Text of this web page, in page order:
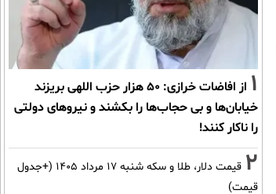
1
از افاضات خرازی: ۵۰ هزار حزب اللهی بریزند
خیابان‌ها و بی حجاب‌ها را بکشند و نیرو‌های دولتی
را ناکار کنند!
2
قیمت دلار، طلا و سکه شنبه ۱۷ مرداد ۱۴۰۵ (+جدول
قیمت)